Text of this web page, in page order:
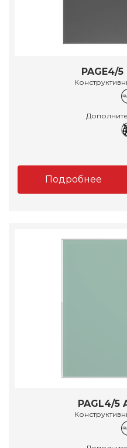
PAGE4/
Подробнее
PAGL4/5